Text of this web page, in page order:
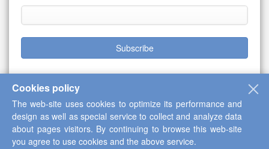
Subscribe
Copyright © 2013-2026 Scientific Cooperation Center "Interactive Plus"
Cookies policy
The web-site uses cookies to optimize its performance and
design as well as special service to collect and analyze data
about pages visitors. By continuing to browse this web-site
you agree to use cookies and the above service.